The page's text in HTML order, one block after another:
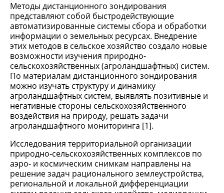
Методы дистанционного зондирования
представляют собой быстродействующие
автоматизированные системы сбора и обработки
информации о земельных ресурсах. Внедрение
этих методов в сельское хозяйство создало новые
возможности изучения природно-
сельскохозяйственных (агроландшафтных) систем.
По материалам дистанционного зондирования
можно изучать структуру и динамику
агроландшафтных систем, выявлять позитивные и
негативные стороны сельскохозяйственного
воздействия на природу, решать задачи
агроландшафтного мониторинга [1].
Исследования территориальной организации
природно-сельскохозяйственных комплексов по
аэро- и космическим снимкам направлены на
решение задач рационального землеустройства,
региональной и локальной дифференциации